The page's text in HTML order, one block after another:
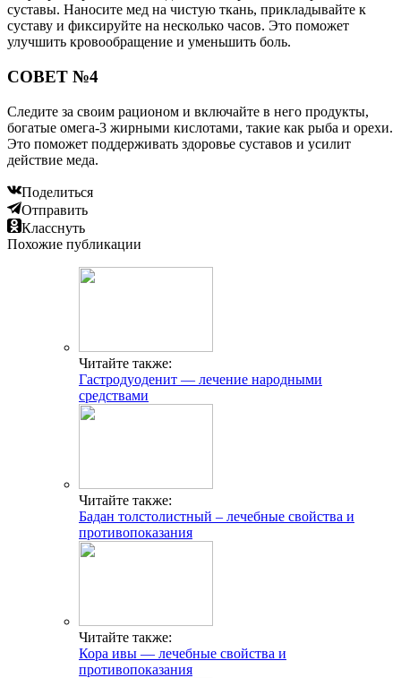
суставы. Наносите мед на чистую ткань, прикладывайте к
суставу и фиксируйте на несколько часов. Это поможет
улучшить кровообращение и уменьшить боль.
СОВЕТ №4
Следите за своим рационом и включайте в него продукты,
богатые омега-3 жирными кислотами, такие как рыба и орехи.
Это поможет поддерживать здоровье суставов и усилит
действие меда.
Поделиться
Отправить
Класснуть
Похожие публикации
Читайте также:
Гастродуоденит — лечение народными
средствами
Читайте также:
Бадан толстолистный – лечебные свойства и
противопоказания
Читайте также:
Кора ивы — лечебные свойства и
противопоказания